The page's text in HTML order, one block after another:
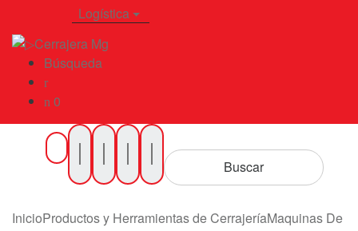
Logística
Búsqueda
0
Buscar
por
Productos
Buscar
InicioProductos y Herramientas de CerrajeríaMaquinas De